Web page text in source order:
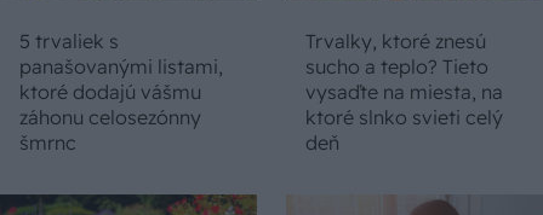
5 trvaliek s
panašovanými listami,
ktoré dodajú vášmu
záhonu celosezónny
šmrnc
Trvalky, ktoré znesú
sucho a teplo? Tieto
vysaďte na miesta, na
ktoré slnko svieti celý
deň